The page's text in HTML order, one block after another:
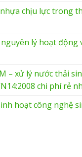
chịu lực trong
lý hoạt động
– xử lý nước thải
chi phí rẻ
hoạt công nghệ